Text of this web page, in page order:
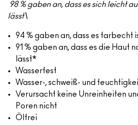
98 % gaben an, dass es sich leicht
lässt\
94 % gaben an, dass es farbecht
91 % gaben an, dass es die Haut
lässt*
Wasserfest
Wasser-, schweiß- und
Verursacht keine Unreinheiten
Poren nicht
Ölfrei